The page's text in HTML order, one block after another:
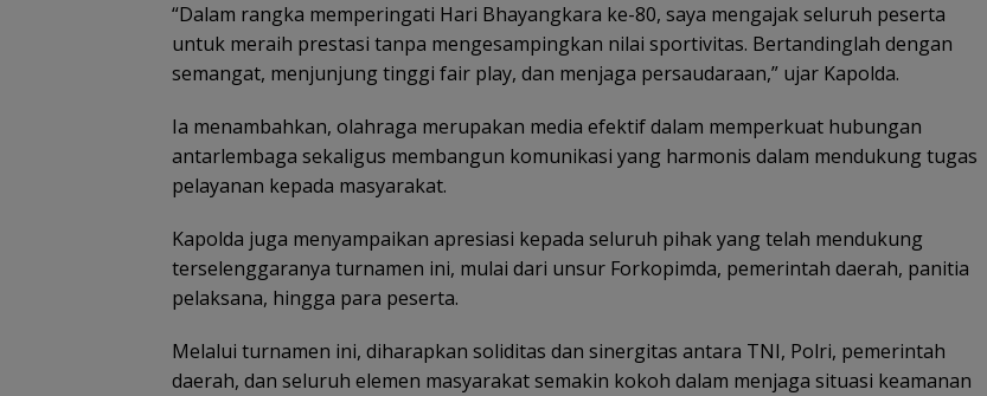
“Dalam rangka memperingati Hari Bhayangkara ke-80, saya mengajak seluruh peserta
untuk meraih prestasi tanpa mengesampingkan nilai sportivitas. Bertandinglah dengan
semangat, menjunjung tinggi fair play, dan menjaga persaudaraan,” ujar Kapolda.
Ia menambahkan, olahraga merupakan media efektif dalam memperkuat hubungan
antarlembaga sekaligus membangun komunikasi yang harmonis dalam mendukung tugas
pelayanan kepada masyarakat.
Kapolda juga menyampaikan apresiasi kepada seluruh pihak yang telah mendukung
terselenggaranya turnamen ini, mulai dari unsur Forkopimda, pemerintah daerah, panitia
pelaksana, hingga para peserta.
Melalui turnamen ini, diharapkan soliditas dan sinergitas antara TNI, Polri, pemerintah
daerah, dan seluruh elemen masyarakat semakin kokoh dalam menjaga situasi keamanan